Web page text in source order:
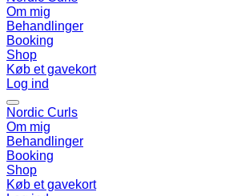
Om mig
Behandlinger
Booking
Shop
Køb et gavekort
Log ind
Nordic Curls
Om mig
Behandlinger
Booking
Shop
Køb et gavekort